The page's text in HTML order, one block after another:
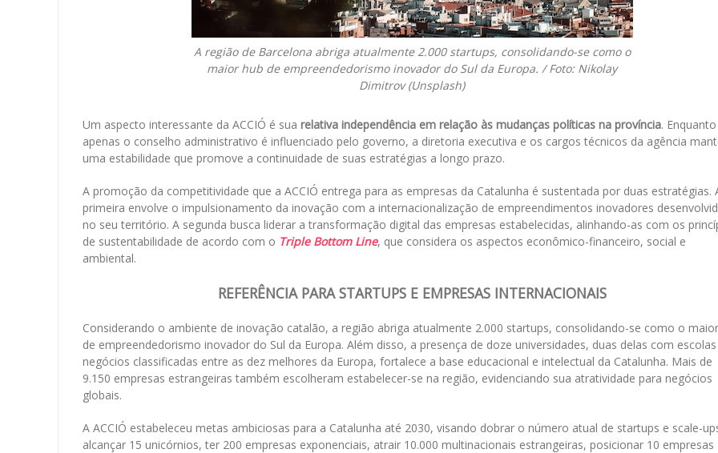
A região de Barcelona abriga atualmente 2.000 startups, consolidando-se como o
maior hub de empreendedorismo inovador do Sul da Europa. / Foto: Nikolay
Dimitrov (Unsplash)
Um aspecto interessante da ACCIÓ é sua relativa independência em relação às mudanças políticas na província. Enquanto
apenas o conselho administrativo é influenciado pelo governo, a diretoria executiva e os cargos técnicos da agência
uma estabilidade que promove a continuidade de suas estratégias a longo prazo.
A promoção da competitividade que a ACCIÓ entrega para as empresas da Catalunha é sustentada por duas estratégias.
primeira envolve o impulsionamento da inovação com a internacionalização de empreendimentos inovadores
no seu território. A segunda busca liderar a transformação digital das empresas estabelecidas, alinhando-as com os
de sustentabilidade de acordo com o Triple Bottom Line, que considera os aspectos econômico-financeiro, social e
ambiental.
REFERÊNCIA PARA STARTUPS E EMPRESAS INTERNACIONAIS
Considerando o ambiente de inovação catalão, a região abriga atualmente 2.000 startups, consolidando-se como o
de empreendedorismo inovador do Sul da Europa. Além disso, a presença de doze universidades, duas delas com
negócios classificadas entre as dez melhores da Europa, fortalece a base educacional e intelectual da Catalunha. Mais de
9.150 empresas estrangeiras também escolheram estabelecer-se na região, evidenciando sua atratividade para negócios
globais.
A ACCIÓ estabeleceu metas ambiciosas para a Catalunha até 2030, visando dobrar o número atual de startups e scale-
alcançar 15 unicórnios, ter 200 empresas exponenciais, atrair 10.000 multinacionais estrangeiras, posicionar 10 empresas